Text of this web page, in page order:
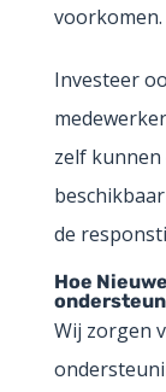
voorkomen.
Investeer
zelf
de
Hoe
Wij zorgen